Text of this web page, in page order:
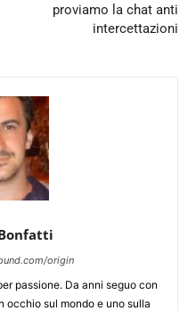
proviamo la chat anti
intercettazioni
origin
passione. Da anni seguo con
occhio sul mondo e uno sulla